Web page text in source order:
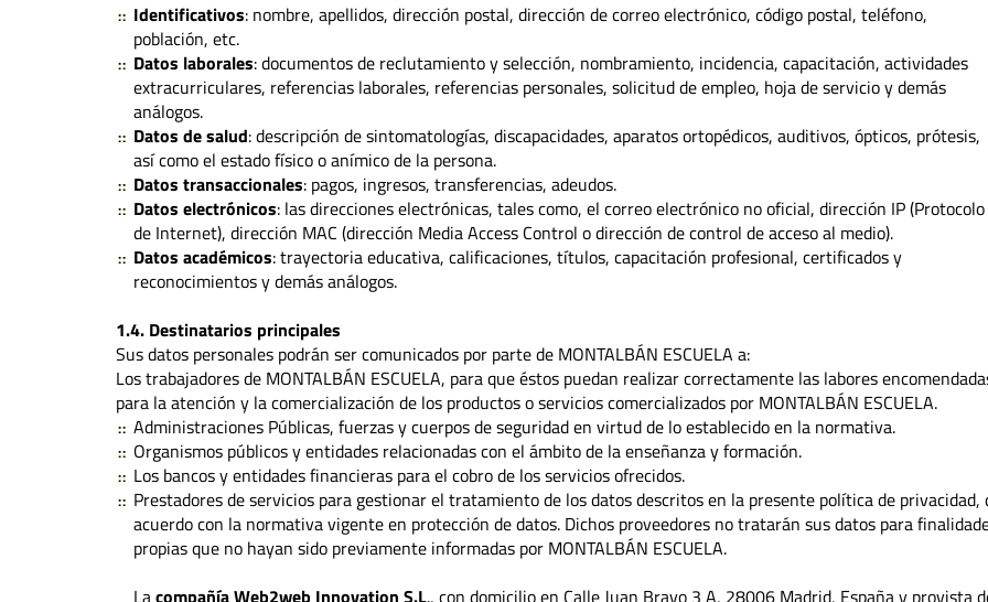
Identificativos: nombre, apellidos, dirección postal, dirección de correo electrónico, código postal, teléfono,
población, etc.
Datos laborales: documentos de reclutamiento y selección, nombramiento, incidencia, capacitación, actividades
extracurriculares, referencias laborales, referencias personales, solicitud de empleo, hoja de servicio y demás
análogos.
Datos de salud: descripción de sintomatologías, discapacidades, aparatos ortopédicos, auditivos, ópticos, prótesis,
así como el estado físico o anímico de la persona.
Datos transaccionales: pagos, ingresos, transferencias, adeudos.
Datos electrónicos: las direcciones electrónicas, tales como, el correo electrónico no oficial, dirección IP (Protocolo
de Internet), dirección MAC (dirección Media Access Control o dirección de control de acceso al medio).
Datos académicos: trayectoria educativa, calificaciones, títulos, capacitación profesional, certificados y
reconocimientos y demás análogos.
1.4. Destinatarios principales
Sus datos personales podrán ser comunicados por parte de MONTALBÁN ESCUELA a:
Los trabajadores de MONTALBÁN ESCUELA, para que éstos puedan realizar correctamente las labores
para la atención y la comercialización de los productos o servicios comercializados por MONTALBÁN ESCUELA.
Administraciones Públicas, fuerzas y cuerpos de seguridad en virtud de lo establecido en la normativa.
Organismos públicos y entidades relacionadas con el ámbito de la enseñanza y formación.
Los bancos y entidades financieras para el cobro de los servicios ofrecidos.
Prestadores de servicios para gestionar el tratamiento de los datos descritos en la presente política de privacidad,
acuerdo con la normativa vigente en protección de datos. Dichos proveedores no tratarán sus datos para
propias que no hayan sido previamente informadas por MONTALBÁN ESCUELA.